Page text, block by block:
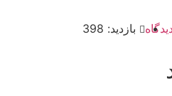
بازدید: 398